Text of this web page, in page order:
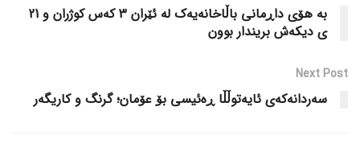
بە هۆی داڕمانی باڵاخانەیەک لە ئێران 3 کەس کوژران و 21
ی دیکەش بریندار بوون
Next Post
سەردانەکەی ئایەتوڵڵا ڕەئیسی بۆ عۆمان؛ گرنگ و کاریگەر